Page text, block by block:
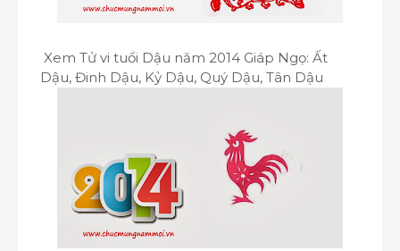
Xem Tử vi tuổi Dậu năm 2014 Giáp Ngọ: Ất
Dậu, Đinh Dậu, Kỷ Dậu, Quý Dậu, Tân Dậu